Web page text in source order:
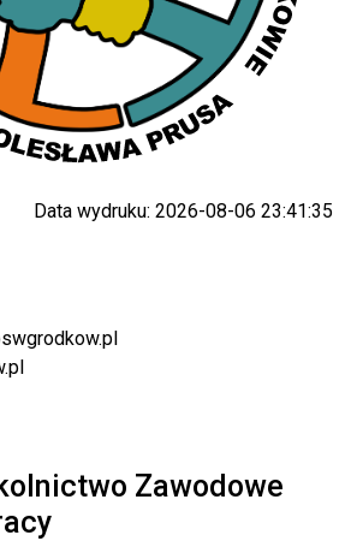
Data wydruku: 2026-08-06 23:41:35
Zawodowe